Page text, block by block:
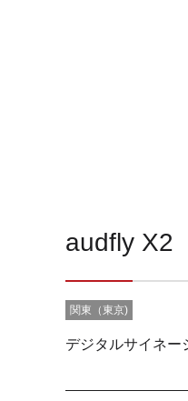
audfly X2
関東（東京)
デジタルサイネー